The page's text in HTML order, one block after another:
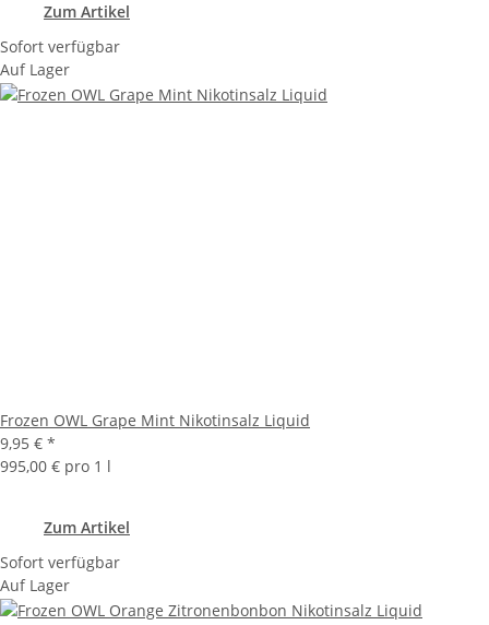
Zum Artikel
Sofort verfügbar
Auf Lager
Frozen OWL Grape Mint Nikotinsalz Liquid
9,95 € *
995,00 € pro 1 l
Zum Artikel
Sofort verfügbar
Auf Lager